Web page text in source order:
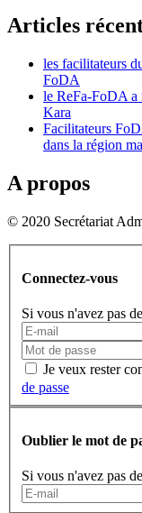
Articles
les facilitateurs
FoDA
le ReFa-FoDA a
Kara
Facilitateurs
dans la région
A propos
© 2020 Secrétariat
Connectez-vous
Si vous n'avez pas
Je veux rester
de passe
Oublier le mot de
Si vous n'avez pas